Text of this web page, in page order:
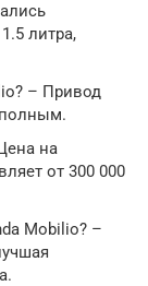
литра,
– Привод
на
от 300 000
Mobilio? –